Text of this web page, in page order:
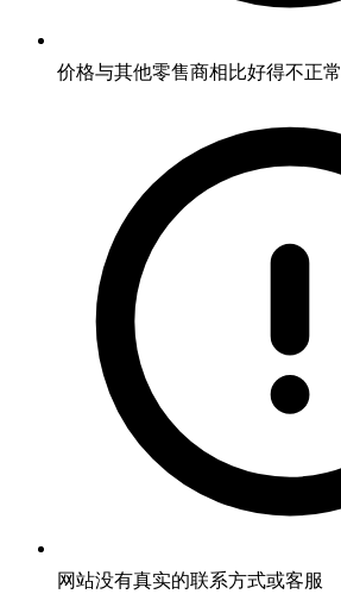
价格与其他零售商相比好得不正常
网站没有真实的联系方式或客服